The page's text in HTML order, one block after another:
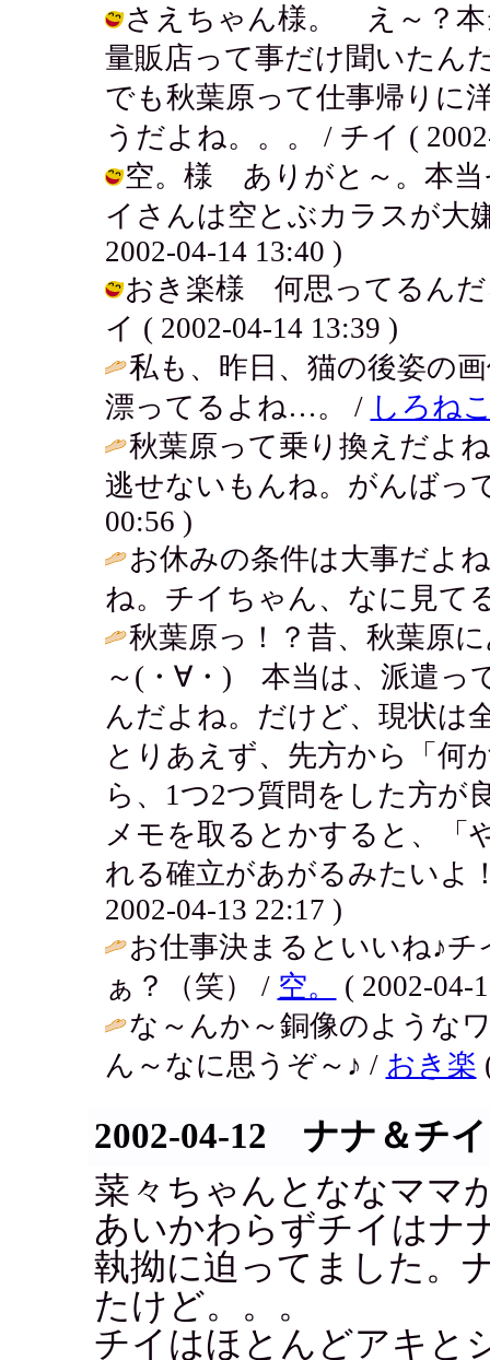
さえちゃん様。 え～？本
量販店って事だけ聞いたん
でも秋葉原って仕事帰りに
うだよね。。。 / チイ (
空。様 ありがと～。本当
イさんは空とぶカラスが大
2002-04-14 13:40 )
おき楽様 何思ってるんだ
イ ( 2002-04-14 13:39 )
私も、昨日、猫の後姿の
漂ってるよね…。 / しろね
秋葉原って乗り換えだよ
逃せないもんね。がんばっ
00:56 )
お休みの条件は大事だよ
ね。チイちゃん、なに見て
秋葉原っ！？昔、秋葉原
～(・∀・) 本当は、派遣っ
んだよね。だけど、現状
とりあえず、先方から「何
ら、1つ2つ質問をした方が
メモを取るとかすると、「
れる確立があがるみたいよ
2002-04-13 22:17 )
お仕事決まるといいね♪
ぁ？（笑） / 空。
( 2002-04-
な～んか～銅像のような
ん～なに思うぞ～♪ / おき楽
2002-04-12 ナナ＆チ
菜々ちゃんとななママ
あいかわらずチイはナ
執拗に迫ってました。
たけど。。。
チイはほとんどアキと